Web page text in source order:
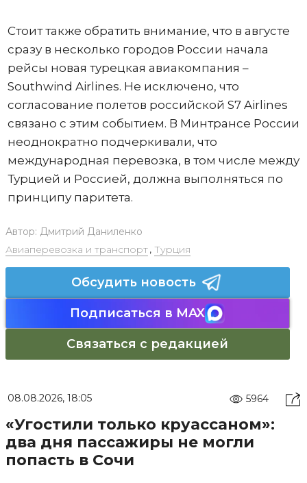
Стоит также обратить внимание, что в августе
сразу в несколько городов России начала
рейсы новая турецкая авиакомпания –
Southwind Airlines. Не исключено, что
согласование полетов российской S7 Airlines
связано с этим событием. В Минтрансе России
неоднократно подчеркивали, что
международная перевозка, в том числе между
Турцией и Россией, должна выполняться по
принципу паритета.
Автор: Дмитрий Даниленко
Авиаперевозка и транспорт, Турция
Обсудить новость
Подписаться в MAX
Связаться с редакцией
08.08.2026, 18:05 5964
«Угостили только круассаном»:
два дня пассажиры не могли
попасть в Сочи